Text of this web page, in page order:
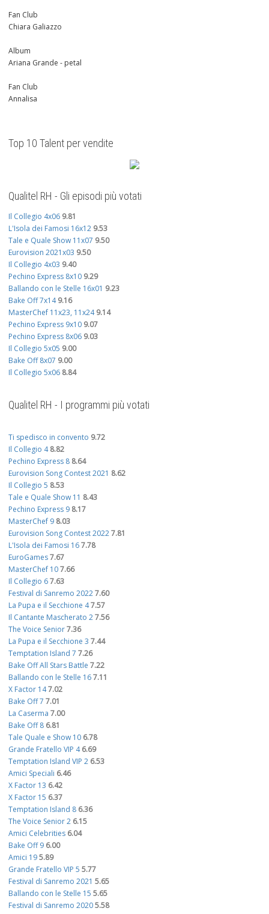
Fan Club
Chiara Galiazzo
Album
Ariana Grande - petal
Fan Club
Annalisa
Top 10 Talent per vendite
Qualitel RH - Gli episodi più votati
Il Collegio 4x06 9.81
L'Isola dei Famosi 16x12 9.53
Tale e Quale Show 11x07 9.50
Eurovision 2021x03 9.50
Il Collegio 4x03 9.40
Pechino Express 8x10 9.29
Ballando con le Stelle 16x01 9.23
Bake Off 7x14 9.16
MasterChef 11x23, 11x24 9.14
Pechino Express 9x10 9.07
Pechino Express 8x06 9.03
Il Collegio 5x05 9.00
Bake Off 8x07 9.00
Il Collegio 5x06 8.84
Qualitel RH - I programmi più votati
Ti spedisco in convento 9.72
Il Collegio 4 8.82
Pechino Express 8 8.64
Eurovision Song Contest 2021 8.62
Il Collegio 5 8.53
Tale e Quale Show 11 8.43
Pechino Express 9 8.17
MasterChef 9 8.03
Eurovision Song Contest 20227.81
L'Isola dei Famosi 167.78
EuroGames7.67
MasterChef 107.66
Il Collegio 67.63
Festival di Sanremo 20227.60
La Pupa e il Secchione 47.57
Il Cantante Mascherato 27.56
The Voice Senior7.36
La Pupa e il Secchione 3 7.44
Temptation Island 7 7.26
Bake Off All Stars Battle 7.22
Ballando con le Stelle 167.11
X Factor 147.02
Bake Off 7 7.01
La Caserma 7.00
Bake Off 8 6.81
Tale Quale e Show 10 6.78
Grande Fratello VIP 4 6.69
Temptation Island VIP 2 6.53
Amici Speciali 6.46
X Factor 13 6.42
X Factor 15 6.37
Temptation Island 8 6.36
The Voice Senior 2 6.15
Amici Celebrities 6.04
Bake Off 9 6.00
Amici 195.89
Grande Fratello VIP 5 5.77
Festival di Sanremo 2021 5.65
Ballando con le Stelle 15 5.65
Festival di Sanremo 20205.58